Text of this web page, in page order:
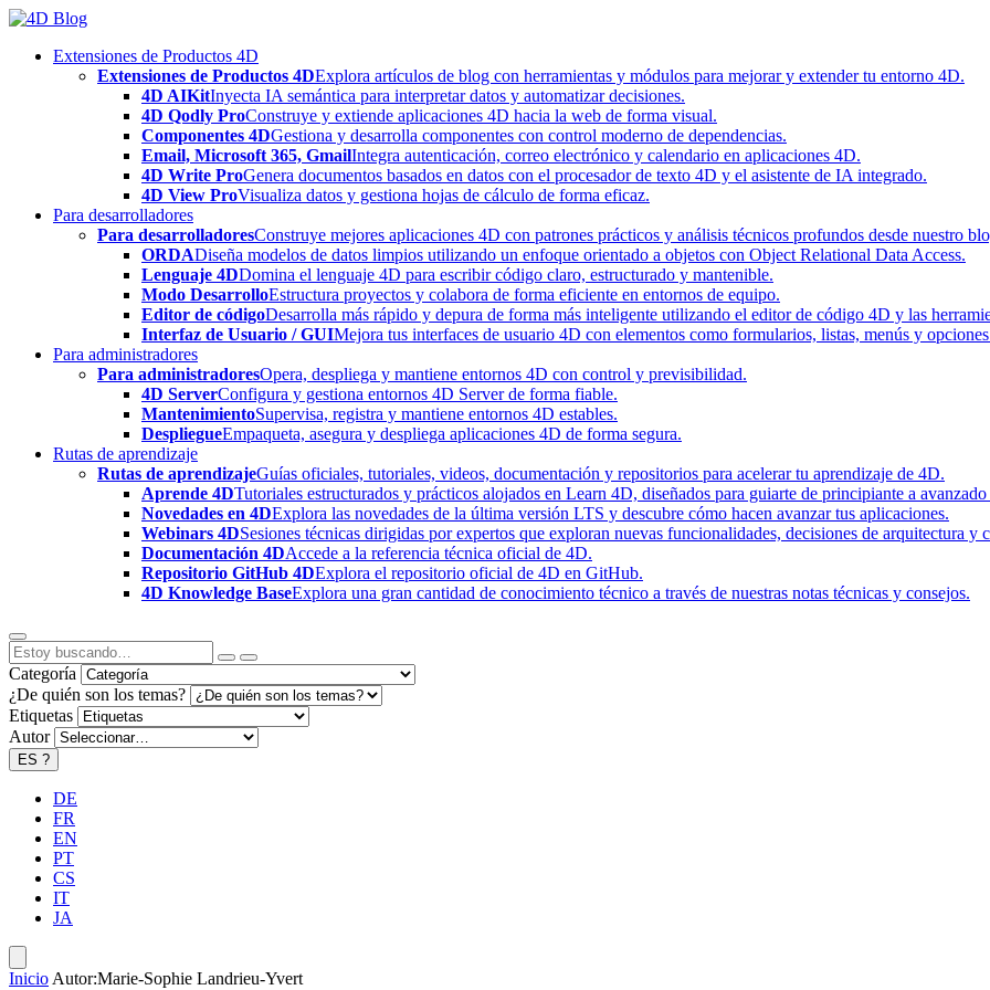
Skip
contentExtensiones de Productos 4D
Extensiones de Productos 4DExplora artículos de blog con herramientas y módulos para mejorar y extender tu entorno 4D.
4D AIKitInyecta IA semántica para interpretar datos y automatizar decisiones.
4D Qodly ProConstruye y extiende aplicaciones 4D hacia la web de forma visual.
Componentes 4DGestiona y desarrolla componentes con control moderno de dependencias.
Email, Microsoft 365, GmailIntegra autenticación, correo electrónico y calendario en aplicaciones 4D.
4D Write ProGenera documentos basados en datos con el procesador de texto 4D y el asistente de IA integrado.
4D View ProVisualiza datos y gestiona hojas de cálculo de forma eficaz.
Para desarrolladores
Para desarrolladoresConstruye mejores aplicaciones 4D con patrones prácticos y análisis técnicos profundos desde nuestro
ORDADiseña modelos de datos limpios utilizando un enfoque orientado a objetos con Object Relational Data Access.
Lenguaje 4DDomina el lenguaje 4D para escribir código claro, estructurado y mantenible.
Modo DesarrolloEstructura proyectos y colabora de forma eficiente en entornos de equipo.
Editor de códigoDesarrolla más rápido y depura de forma más inteligente utilizando el editor de código 4D y las
Interfaz de Usuario / GUIMejora tus interfaces de usuario 4D con elementos como formularios, listas, menús y
Para administradores
Para administradoresOpera, despliega y mantiene entornos 4D con control y previsibilidad.
4D ServerConfigura y gestiona entornos 4D Server de forma fiable.
MantenimientoSupervisa, registra y mantiene entornos 4D estables.
DespliegueEmpaqueta, asegura y despliega aplicaciones 4D de forma segura.
Rutas de aprendizaje
Rutas de aprendizajeGuías oficiales, tutoriales, videos, documentación y repositorios para acelerar tu aprendizaje de 4D.
Aprende 4DTutoriales estructurados y prácticos alojados en Learn 4D, diseñados para guiarte de principiante a
Novedades en 4DExplora las novedades de la última versión LTS y descubre cómo hacen avanzar tus aplicaciones.
Webinars 4DSesiones técnicas dirigidas por expertos que exploran nuevas funcionalidades, decisiones de arquitectura y
Documentación 4DAccede a la referencia técnica oficial de 4D.
Repositorio GitHub 4DExplora el repositorio oficial de 4D en GitHub.
4D Knowledge BaseExplora una gran cantidad de conocimiento técnico a través de nuestras notas técnicas y consejos.
Categoría
¿De quién son los temas?
Etiquetas
Autor
ES ?
DE
FR
EN
PT
CS
IT
JA
Inicio Autor:Marie-Sophie Landrieu-Yvert